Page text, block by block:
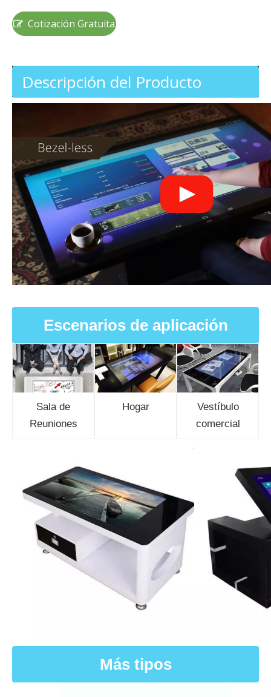
Cotización Gratuita
Descripción del Producto
Escenarios de aplicación
Sala de
Reuniones
Hogar
Vestíbulo
comercial
Más tipos